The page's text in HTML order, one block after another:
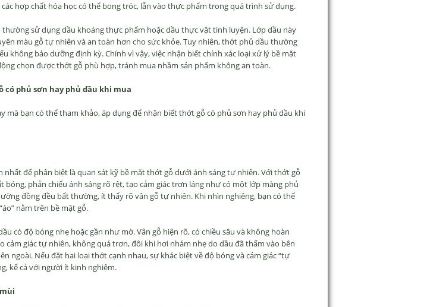
hợp chất hóa học có thể bong tróc, lẫn vào thực phẩm trong quá trình sử dụng.
sử dụng dầu khoáng thực phẩm hoặc dầu thực vật tinh luyện. Lớp dầu này
màu gỗ tự nhiên và an toàn hơn cho sức khỏe. Tuy nhiên, thớt phủ dầu thường
không bảo dưỡng định kỳ. Chính vì vậy, việc nhận biết chính xác loại xử lý bề mặt
chọn được thớt gỗ phù hợp, tránh mua nhầm sản phẩm không an toàn.
có phủ sơn hay phủ dầu khi mua
mà bạn có thể tham khảo, áp dụng để nhận biết thớt gỗ có phủ sơn hay phủ dầu khi
nhất để phân biệt là quan sát kỹ bề mặt thớt gỗ dưới ánh sáng tự nhiên. Với thớt gỗ
bóng, phản chiếu ánh sáng rõ rệt, tạo cảm giác trơn láng như có một lớp màng phủ
đồng đều bất thường, ít thấy rõ vân gỗ tự nhiên. Khi nhìn nghiêng, bạn có thể
nằm trên bề mặt gỗ.
có độ bóng nhẹ hoặc gần như mờ. Vân gỗ hiện rõ, có chiều sâu và không hoàn
cảm giác tự nhiên, không quá trơn, đôi khi hơi nhám nhẹ do dầu đã thấm vào bên
ngoài. Nếu đặt hai loại thớt cạnh nhau, sự khác biệt về độ bóng và cảm giác “tự
kể cả với người ít kinh nghiệm.